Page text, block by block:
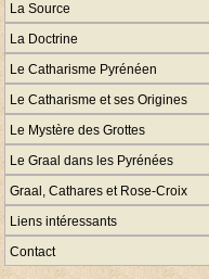
La Source
La Doctrine
Le Catharisme Pyrénéen
Le Catharisme et ses Origines
Le Mystère des Grottes
Le Graal dans les Pyrénées
Graal, Cathares et Rose-Croix
Liens intéressants
Contact